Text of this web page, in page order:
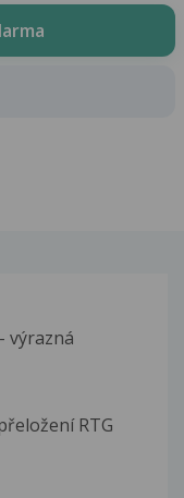
výrazná
RTG